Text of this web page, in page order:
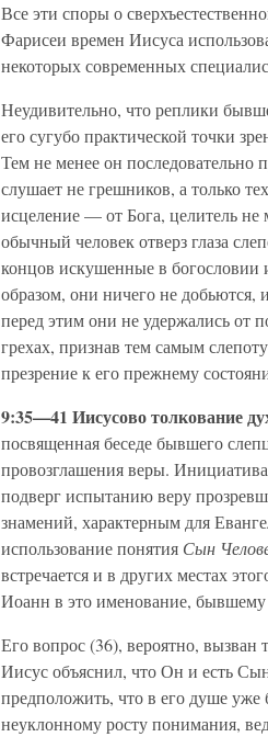
Все эти споры о
Фарисеи времен Иисуса
некоторых современных
Неудивительно, что реплики
его сугубо практической точки
Тем не менее он последовательно
слушает не грешников, а только
исцеление — от Бога, целитель
обычный человек отверз глаза
концов искушенные в богословии
образом, они ничего не
перед этим они не удержались от
грехах, признав тем самым
презрение к его прежнему
9:35—41 Иисусово толкование
посвященная беседе бывшего
провозглашения веры.
подверг испытанию веру
знамений, характерным для
использование понятия Сын
встречается и в других местах
Иоанн в это именование,
Его вопрос (36), вероятно, вызван
Иисус объяснил, что Он и есть
предположить, что в его душе уже
неуклонному росту понимания,